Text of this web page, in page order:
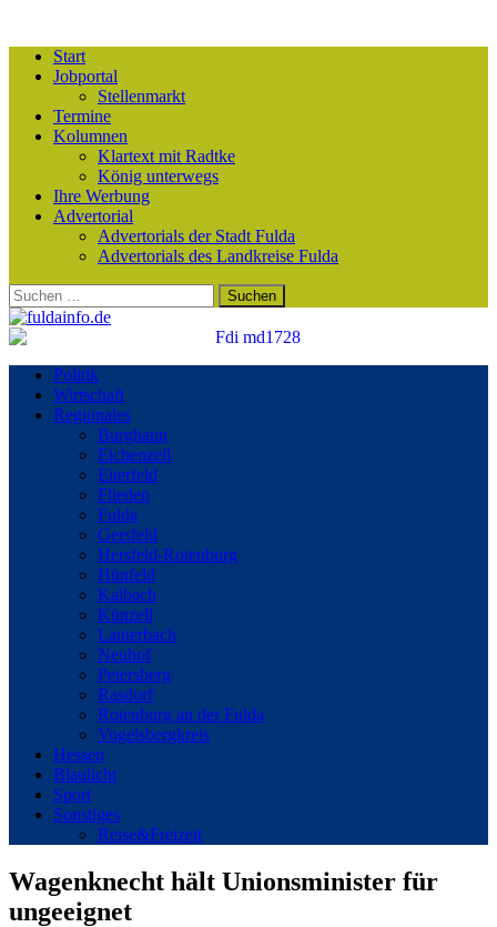
Start
Jobportal
Stellenmarkt
Termine
Kolumnen
Klartext mit Radtke
König unterwegs
Ihre Werbung
Advertorial
Advertorials der Stadt Fulda
Advertorials des Landkreise Fulda
Suchen
nach:
Politik
Wirtschaft
Regionales
Burghaun
Eichenzell
Eiterfeld
Flieden
Fulda
Gersfeld
Hersfeld-Rotenburg
Hünfeld
Kalbach
Künzell
Lauterbach
Neuhof
Petersberg
Rasdorf
Rotenburg an der Fulda
Vogelsbergkreis
Hessen
Blaulicht
Sport
Sonstiges
Reise&Freizeit
Wagenknecht hält Unionsminister für
ungeeignet